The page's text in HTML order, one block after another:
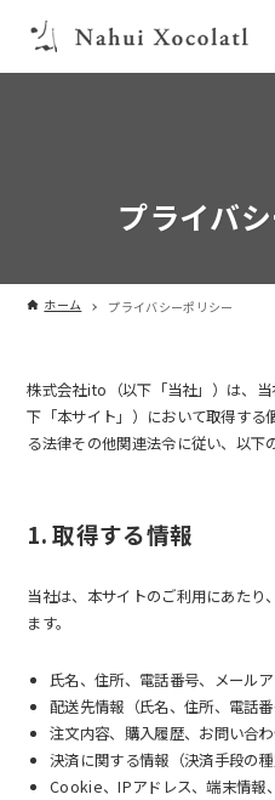
プライバ
ホーム プライバシーポリシー
株式会社ito（以下「当社」）は、
下「本サイト」）において取得する
る法律その他関連法令に従い、以下
1. 取得する情報
当社は、本サイトのご利用にあたり
ます。
氏名、住所、電話番号、メール
配送先情報（氏名、住所、電話番
注文内容、購入履歴、お問い合
決済に関する情報（決済手段の種
Cookie、IPアドレス、端末情報